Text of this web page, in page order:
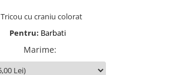
Tricou cu craniu colorat
Pentru: Barbati
Marime: